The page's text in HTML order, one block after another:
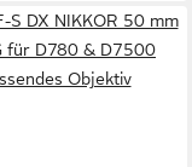
S DX NIKKOR 50 mm
für D780 & D7500
Objektiv